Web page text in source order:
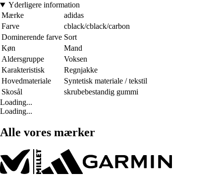
Yderligere information
Mærke
adidas
Farve
cblack/cblack/carbon
Dominerende farve Sort
Køn
Mand
Aldersgruppe
Voksen
Karakteristisk
Regnjakke
Hovedmateriale
Syntetisk materiale / tekstil
Skosål
skrubebestandig gummi
Loading...
Loading...
Alle vores mærker